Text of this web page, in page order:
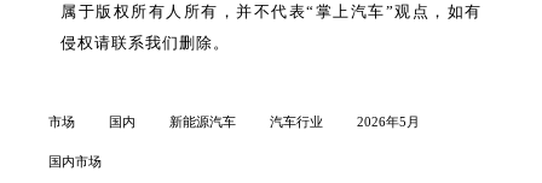
属于版权所有人所有，并不代表“掌上汽车”观点，如有
侵权请联系我们删除。
市场 国内 新能源汽车 汽车行业 2026年5月
国内市场